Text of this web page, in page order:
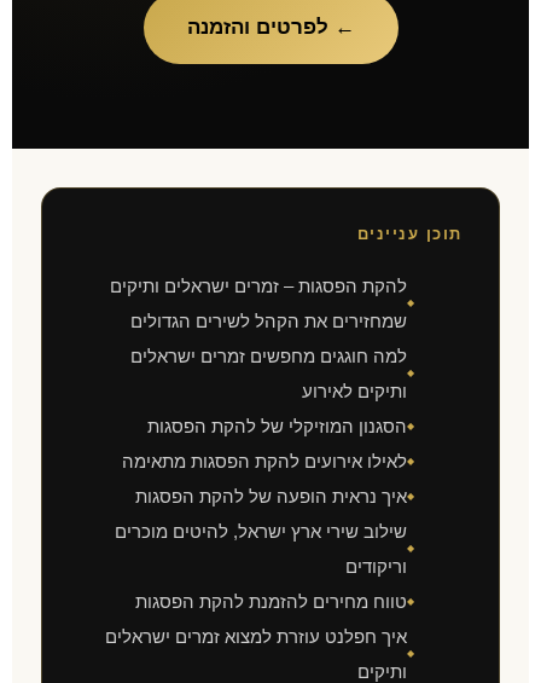
← לפרטים והזמנה
תוכן עניינים
◆
להקת הפסגות – זמרים ישראלים ותיקים
שמחזירים את הקהל לשירים הגדולים
◆
למה חוגגים מחפשים זמרים ישראלים
ותיקים לאירוע
◆הסגנון המוזיקלי של להקת הפסגות
◆לאילו אירועים להקת הפסגות מתאימה
◆איך נראית הופעה של להקת הפסגות
◆
שילוב שירי ארץ ישראל, להיטים מוכרים
וריקודים
◆טווח מחירים להזמנת להקת הפסגות
◆
איך חפלנט עוזרת למצוא זמרים ישראלים
ותיקים